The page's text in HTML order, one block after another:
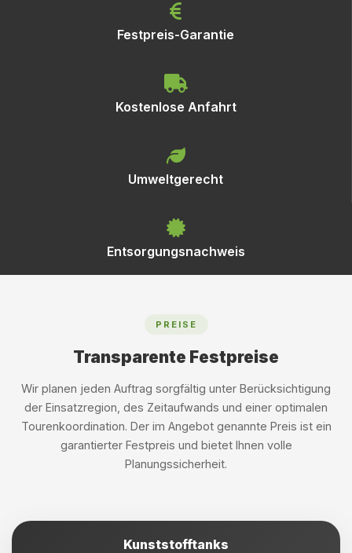
Festpreis-Garantie
Kostenlose Anfahrt
Umweltgerecht
Entsorgungsnachweis
PREISE
Transparente Festpreise
Wir planen jeden Auftrag sorgfältig unter Berücksichtigung
der Einsatzregion, des Zeitaufwands und einer optimalen
Tourenkoordination. Der im Angebot genannte Preis ist ein
garantierter Festpreis und bietet Ihnen volle
Planungssicherheit.
Kunststofftanks